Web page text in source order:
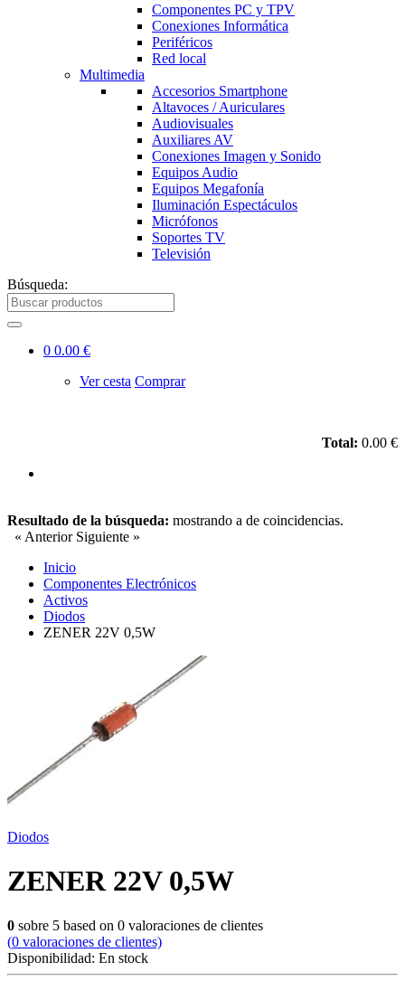
Componentes PC y TPV
Conexiones Informática
Periféricos
Red local
Multimedia
Accesorios Smartphone
Altavoces / Auriculares
Audiovisuales
Auxiliares AV
Conexiones Imagen y Sonido
Equipos Audio
Equipos Megafonía
Iluminación Espectáculos
Micrófonos
Soportes TV
Televisión
Búsqueda:
0 0.00 €
Ver cesta Comprar
Total: 0.00 €
Resultado de la búsqueda: mostrando a de coincidencias.
« Anterior Siguiente »
Inicio
Componentes Electrónicos
Activos
Diodos
ZENER 22V 0,5W
Diodos
ZENER 22V 0,5W
0 sobre 5 based on 0 valoraciones de clientes
(0 valoraciones de clientes)
Disponibilidad: En stock